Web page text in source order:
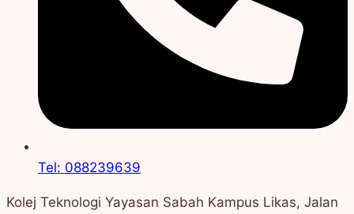
Tel: 088239639
Kolej Teknologi Yayasan Sabah Kampus Likas, Jalan